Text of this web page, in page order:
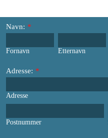
Navn: *
Fornavn Etternavn
Adresse: *
Adresse
Postnummer